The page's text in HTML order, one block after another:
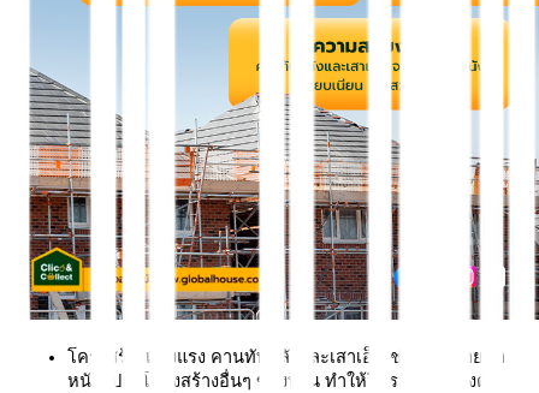
โครงสร้างแข็งแรง คานทับหลังและเสาเอ็น ช่วยกระจายน้ำ
หนักไปยังโครงสร้างอื่นๆ ของบ้าน ทำให้โครงสร้างของตัว